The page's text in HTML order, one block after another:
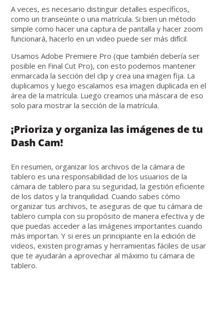
A veces, es necesario distinguir detalles específicos,
como un transeúnte o una matrícula. Si bien un método
simple como hacer una captura de pantalla y hacer zoom
funcionará, hacerlo en un video puede ser más difícil.
Usamos Adobe Premiere Pro (que también debería ser
posible en Final Cut Pro), con esto podemos mantener
enmarcada la sección del clip y crea una imagen fija. La
duplicamos y luego escalamos esa imagen duplicada en el
área de la matrícula. Luego creamos una máscara de eso
solo para mostrar la sección de la matrícula.
¡Prioriza y organiza las imágenes de tu
Dash Cam!
En resumen, organizar los archivos de la cámara de
tablero es una responsabilidad de los usuarios de la
cámara de tablero para su seguridad, la gestión eficiente
de los datos y la tranquilidad. Cuando sabes cómo
organizar tus archivos, te aseguras de que tu cámara de
tablero cumpla con su propósito de manera efectiva y de
que puedas acceder a las imágenes importantes cuando
más importan. Y si eres un principiante en la edición de
videos, existen programas y herramientas fáciles de usar
que te ayudarán a aprovechar al máximo tu cámara de
tablero.